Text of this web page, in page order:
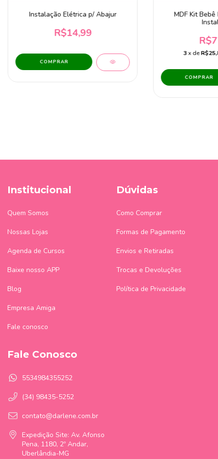
Instalação Elétrica p/ Abajur
R$14,99
MDF Kit Bebê
3x de
Institucional
Quem Somos
Nossas Lojas
Agenda de Cursos
Baixe nosso APP
Blog
Empresa Amiga
Fale conosco
Dúvidas
Como Comprar
Formas de Pagamento
Envios e Retiradas
Trocas e Devoluções
Política de Privacidade
Fale Conosco
5534984355252
(34) 98435-5252
contato@darlene.com.br
Expedição Site: Av. Afonso
Pena, 1180, 2º Andar,
Uberlândia-MG